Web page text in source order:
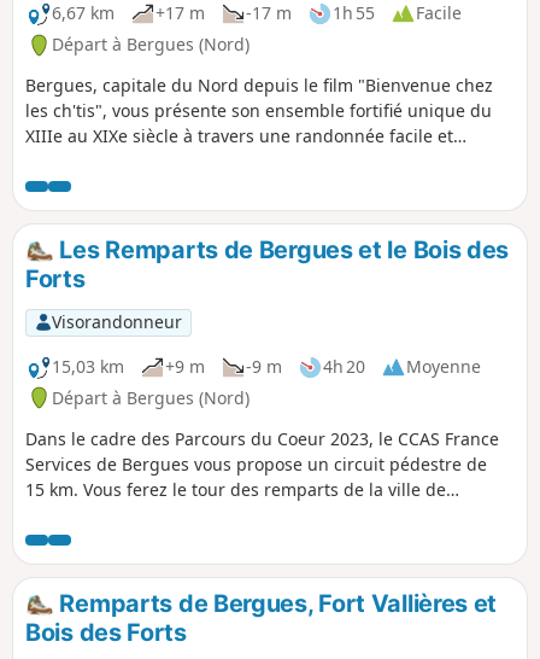
6,67 km
+17 m -17 m 1h 55
Facile
Départ à Bergues (Nord)
Bergues, capitale du Nord depuis le film "Bienvenue chez
les ch'tis", vous présente son ensemble fortifié unique du
XIIIe au XIXe siècle à travers une randonnée facile et
Les Remparts de Bergues et le Bois des
Forts
Visorandonneur
15,03 km
+9 m -9 m 4h 20
Moyenne
Départ à Bergues (Nord)
Dans le cadre des Parcours du Coeur 2023, le CCAS France
Services de Bergues vous propose un circuit pédestre de
15 km. Vous ferez le tour des remparts de la ville de
traversant le Bois des Forts, vous reviendrez jusqu'à votre
point de départ : Le Foyer Socio Éducatif.
Remparts de Bergues, Fort Vallières et
Bois des Forts